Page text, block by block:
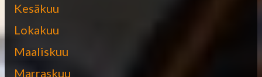
Kesäkuu
Lokakuu
Maaliskuu
Marraskuu